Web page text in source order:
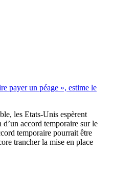
payer un péage », estime le
les Etats-Unis espèrent
accord temporaire sur le
temporaire pourrait être
trancher la mise en place